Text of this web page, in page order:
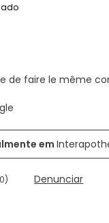
de faire le même
em
0) Denunciar